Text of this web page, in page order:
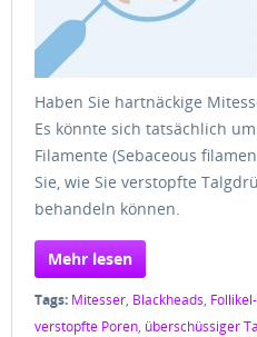
Haben Sie hartnäckige
Es könnte sich tatsächlich
Filamente (Sebaceous
Sie, wie Sie verstopfte
behandeln können.
Mehr lesen
Tags: Mitesser, Blackheads,
verstopfte Poren, überschüssiger